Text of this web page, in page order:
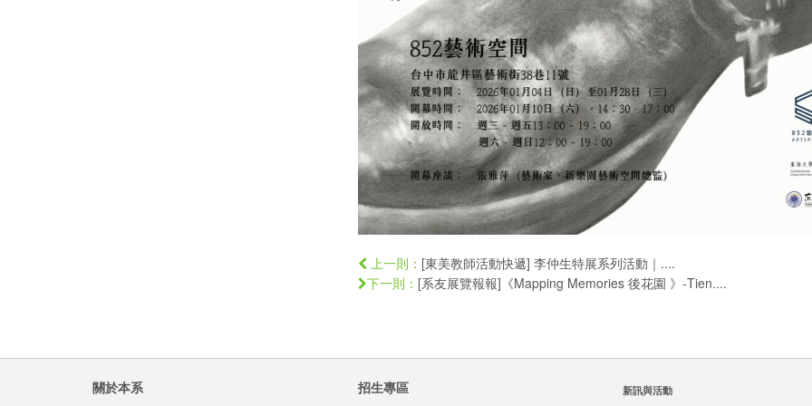
上一則： [東美教師活動快遞] 李仲生特展系列活動｜....
下一則： [系友展覽報報]《Mapping Memories 後花園 》-Tien....
關於本系 招生專區 新訊與活動